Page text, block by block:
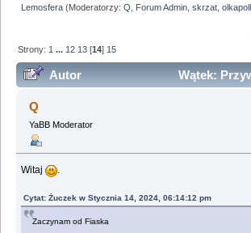
Lemosfera (Moderatorzy:Q Forum Admin ,skrzat ,
Strony: 1 ... 12 13 [14] 15
Autor
Wątek:
(Przeczytany 768522 razy)
Q
YaBB Moderator
Witaj .
Cytat: Żuczek w Stycznia 14, 2024, 06:14:12 pm
Zaczynam od Fiaska